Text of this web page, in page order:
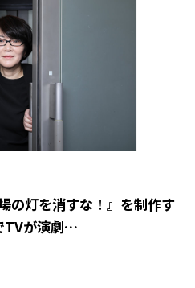
の灯を消すな！』を制作す
TVが演劇…